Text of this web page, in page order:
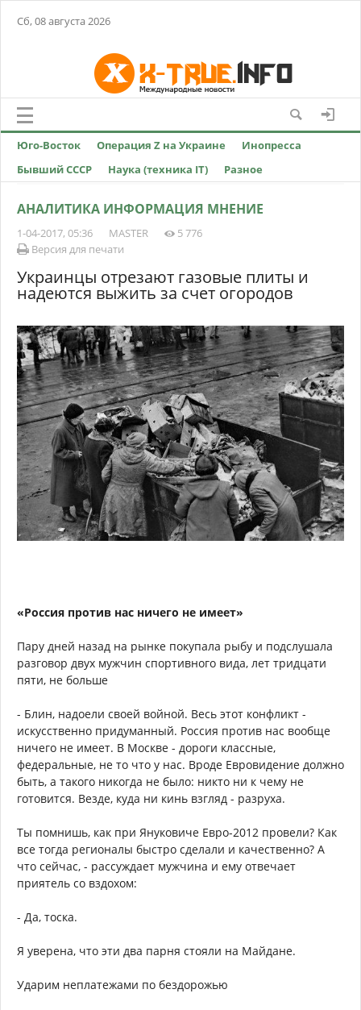
Сб, 08 августа 2026
Юго-Восток Операция Z на Украине
Инопресса
Бывший СССР
Наука (техника IT) Разное
АНАЛИТИКА ИНФОРМАЦИЯ МНЕНИЕ
1-04-2017, 05:36 MASTER
5 776
Версия для печати
Украинцы отрезают газовые плиты и
надеются выжить за счет огородов
«Россия против нас ничего не имеет»
Пару дней назад на рынке покупала рыбу и подслушала
разговор двух мужчин спортивного вида, лет тридцати
пяти, не больше
- Блин, надоели своей войной. Весь этот конфликт -
искусственно придуманный. Россия против нас вообще
ничего не имеет. В Москве - дороги классные,
федеральные, не то что у нас. Вроде Евровидение должно
быть, а такого никогда не было: никто ни к чему не
готовится. Везде, куда ни кинь взгляд - разруха.
Ты помнишь, как при Януковиче Евро-2012 провели? Как
все тогда регионалы быстро сделали и качественно? А
что сейчас, - рассуждает мужчина и ему отвечает
приятель со вздохом:
- Да, тоска.
Я уверена, что эти два парня стояли на Майдане.
Ударим неплатежами по бездорожью